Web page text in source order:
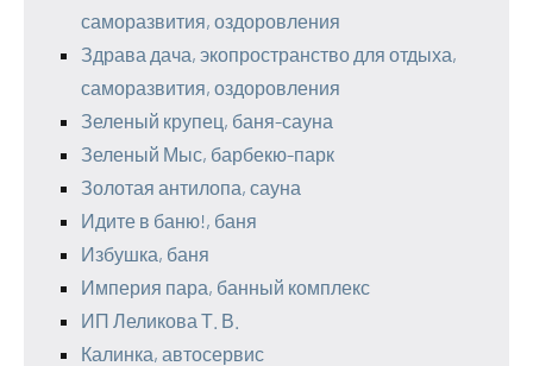
саморазвития, оздоровления
Здрава дача, экопространство для отдыха,
саморазвития, оздоровления
Зеленый крупец, баня-сауна
Зеленый Мыс, барбекю-парк
Золотая антилопа, сауна
Идите в баню!, баня
Избушка, баня
Империя пара, банный комплекс
ИП Леликова Т. В.
Калинка, автосервис